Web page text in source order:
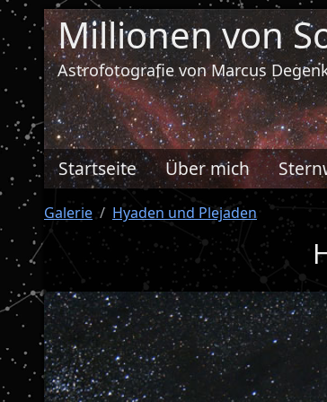
Millionen von
Astrofotografie von Marcus
Startseite Über mich
Galerie Hyaden und Plejaden